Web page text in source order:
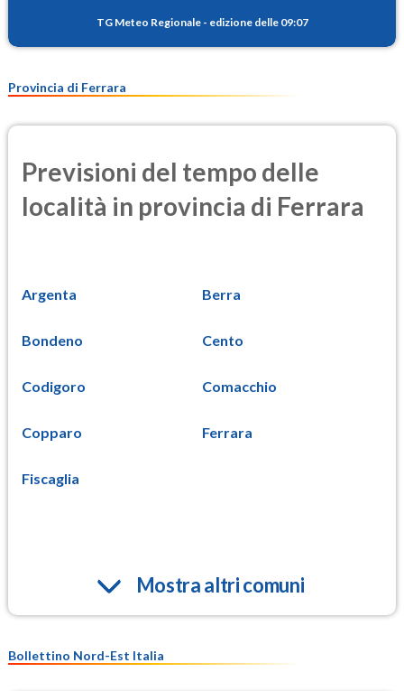
TG Meteo Regionale - edizione delle 09:07
Provincia di Ferrara
Previsioni del tempo delle
località in provincia di Ferrara
Argenta Berra
Bondeno Cento
Codigoro Comacchio
Copparo Ferrara
Fiscaglia
Mostra altri comuni
Bollettino Nord-Est Italia